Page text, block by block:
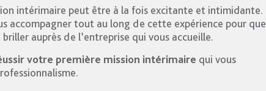
intérimaire peut être à la fois excitante et intimidante.
accompagner tout au long de cette expérience pour que
auprès de l’entreprise qui vous accueille.
votre première mission intérimaire qui vous